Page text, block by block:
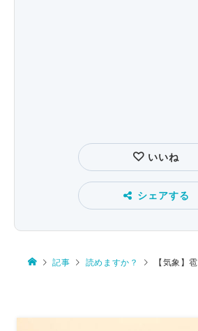
いいね
シェアする
記事 読めますか？ 【気象】雹